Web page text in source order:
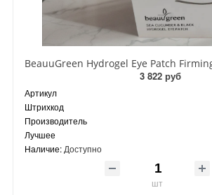
3 822 руб
Артикул
Штрихкод
Производитель
Лучшее
Наличие: Доступно
шт